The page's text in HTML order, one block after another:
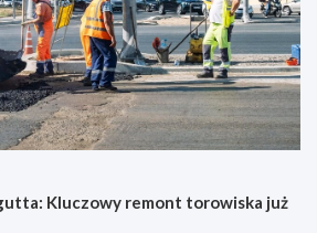
Kluczowy remont torowiska już